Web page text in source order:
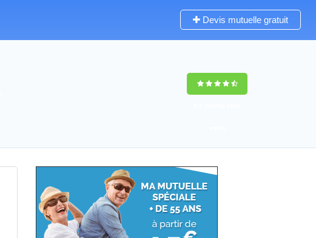
Devis mutuelle gratuit